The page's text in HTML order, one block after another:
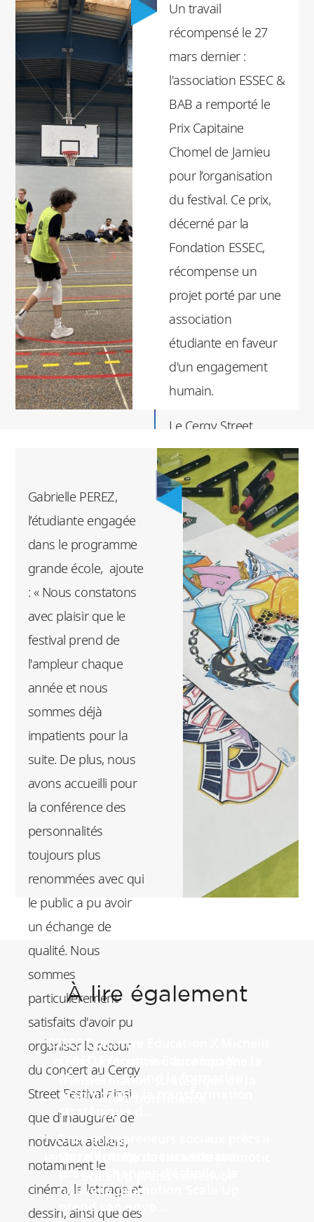
son engagement en
proposant un
festival de qualité,
accessible à tous et
ouvert à toutes les
cultures.
responsable de
l'organisation du
Cergy Street Festival
2024 au sein de
l'association ESSEC &
BAB, souligne : «
L'événement s'est
déroulé avec succès
malgré la pluie du
samedi. Nous avons
revu des habitués du
festival et heureux
de maintenir ce beau
les Cergyssois
autour des cultures
urbaines. »
Un travail
récompensé le 27
mars dernier :
l'association ESSEC &
BAB a remporté le
Prix Capitaine
Chomel de Jarnieu
pour l’organisation
du festival. Ce prix,
décerné par la
Fondation ESSEC,
récompense un
projet porté par une
association
étudiante en faveur
d'un engagement
humain.
Le Cergy Street
Festival s'inscrit
parfaitement dans
les valeurs
défendues par
l’ESSEC : la
promotion de la
diversité, de
l'inclusion et de
l'ouverture sur le
monde. En
organisant cet
événement, l'ESSEC
& BAB a contribué à
créer du lien social et
à valoriser les
cultures urbaines à
Gabrielle PEREZ,
l’étudiante engagée
dans le programme
grande école, ajoute
: « Nous constatons
avec plaisir que le
festival prend de
l'ampleur chaque
année et nous
sommes déjà
impatients pour la
suite. De plus, nous
avons accueilli pour
la conférence des
personnalités
toujours plus
renommées avec qui
le public a pu avoir
un échange de
qualité. Nous
sommes
particulièrement
satisfaits d'avoir pu
organiser le retour
du concert au Cergy
Street Festival ainsi
que d'inaugurer de
nouveaux ateliers,
notamment le
cinéma, le lettrage et
dessin, ainsi que des
À lire également
Michelin : quand la formation
accompagne la transformation
stratégique d...
prêts à changer d'échelle : la
nouvelle promotion Scale Up
prend son envo...